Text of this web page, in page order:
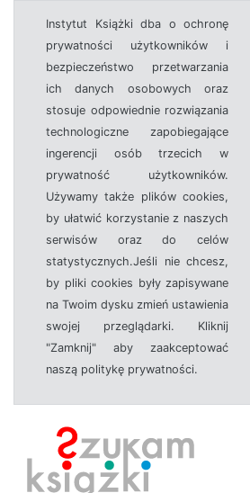
Instytut Książki dba o ochronę
prywatności użytkowników i
bezpieczeństwo przetwarzania
ich danych osobowych oraz
stosuje odpowiednie rozwiązania
technologiczne zapobiegające
ingerencji osób trzecich w
prywatność użytkowników.
Używamy także plików cookies,
by ułatwić korzystanie z naszych
serwisów oraz do celów
statystycznych.Jeśli nie chcesz,
by pliki cookies były zapisywane
na Twoim dysku zmień ustawienia
swojej przeglądarki. Kliknij
"Zamknij" aby zaakceptować
naszą politykę prywatności.